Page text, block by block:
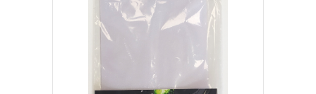
AGGIUNGI AL CARRELLO